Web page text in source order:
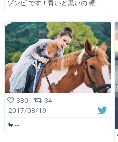
ゾンビ です！青いど黒いの 瞳
380
34
2017/08/19
🐎～